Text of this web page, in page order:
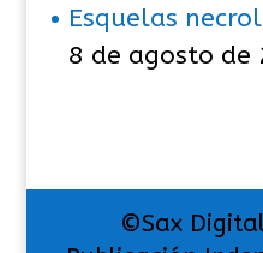
Esquelas
8 de agosto de
©Sax